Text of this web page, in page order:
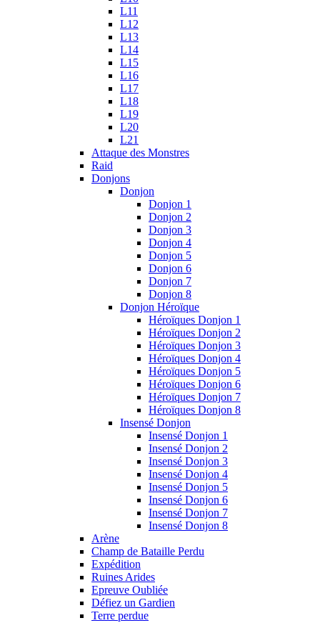
L11
L12
L13
L14
L15
L16
L17
L18
L19
L20
L21
Attaque des Monstres
Raid
Donjons
Donjon
Donjon 1
Donjon 2
Donjon 3
Donjon 4
Donjon 5
Donjon 6
Donjon 7
Donjon 8
Donjon Héroïque
Héroïques Donjon 1
Héroïques Donjon 2
Héroïques Donjon 3
Héroïques Donjon 4
Héroïques Donjon 5
Héroïques Donjon 6
Héroïques Donjon 7
Héroïques Donjon 8
Insensé Donjon
Insensé Donjon 1
Insensé Donjon 2
Insensé Donjon 3
Insensé Donjon 4
Insensé Donjon 5
Insensé Donjon 6
Insensé Donjon 7
Insensé Donjon 8
Arène
Champ de Bataille Perdu
Expédition
Ruines Arides
Epreuve Oubliée
Défiez un Gardien
Terre perdue